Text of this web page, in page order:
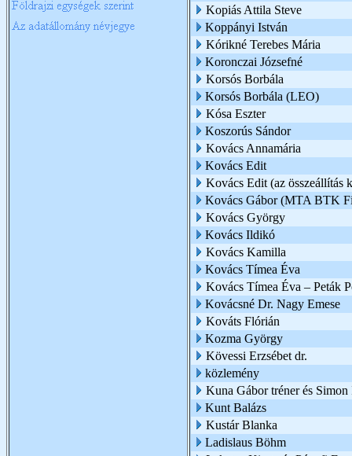
Kopiás Attila Steve
Koppányi István
Kórikné Terebes Mária
Koronczai Józsefné
Korsós Borbála
Korsós Borbála (LEO)
Kósa Eszter
Koszorús Sándor
Kovács Annamária
Kovács Edit
Kovács Edit (az összeállítás
Kovács Gábor (MTA BTK
Kovács György
Kovács Ildikó
Kovács Kamilla
Kovács Tímea Éva
Kovács Tímea Éva – Peták
Kovácsné Dr. Nagy Emese
Kováts Flórián
Kozma György
Kövessi Erzsébet dr.
közlemény
Kuna Gábor tréner és
Kunt Balázs
Kustár Blanka
Ladislaus Böhm